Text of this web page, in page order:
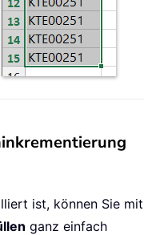
ist, können Sie mit
ganz einfach